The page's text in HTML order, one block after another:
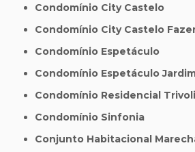
Condomínio City Castelo
Condomínio City Castelo
Condomínio Espetáculo
Condomínio Espetáculo
Condomínio Residencial Trivoli
Condomínio Sinfonia
Conjunto Habitacional